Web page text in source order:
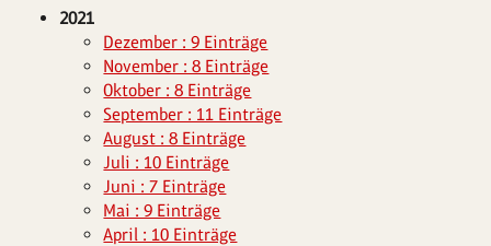
2021
Dezember : 9 Einträge
November : 8 Einträge
Oktober : 8 Einträge
September : 11 Einträge
August : 8 Einträge
Juli : 10 Einträge
Juni : 7 Einträge
Mai : 9 Einträge
April : 10 Einträge